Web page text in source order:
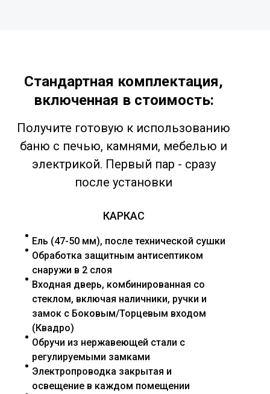
Получите готовую к использованию
баню с печью, камнями, мебелью и
электрикой. Первый пар - сразу
после установки
Стандартная комплектация,
включенная в стоимость:
КАРКАС
Ель (47-50 мм), после технической сушки
Обработка защитным антисептиком
снаружи в 2 слоя
Входная дверь, комбинированная со
стеклом, включая наличники, ручки и
замок с Боковым/Торцевым входом
(Квадро)
Обручи из нержавеющей стали с
регулируемыми замками
Электропроводка закрытая и
освещение в каждом помещении